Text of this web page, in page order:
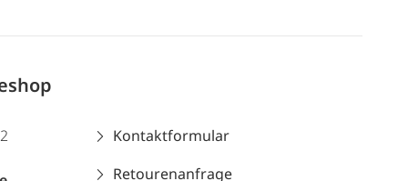
Kontaktformular
Retourenanfrage